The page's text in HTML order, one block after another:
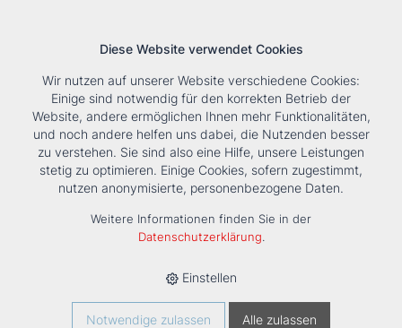
Tools Unternehmen Karriere KontaktSuche
HOME › PRODUKTE › KÄLTE/KLIMA › FANCOILS ›
VENTILATORKONVEKTOR ESTRO FF GT 7
Ventilatorkonvektor
ESTRO FF GT 7
1261457
Diese Website verwendet Cookies
Wir nutzen auf unserer Website verschiedene Cookies:
Einige sind notwendig für den korrekten Betrieb der
Website, andere ermöglichen Ihnen mehr Funktionalitäten,
und noch andere helfen uns dabei, die Nutzenden besser
zu verstehen. Sie sind also eine Hilfe, unsere Leistungen
stetig zu optimieren. Einige Cookies, sofern zugestimmt,
nutzen anonymisierte, personenbezogene Daten.
Weitere Informationen finden Sie in der
Datenschutzerklärung.
Einstellen
Notwendige zulassen Alle zulassen